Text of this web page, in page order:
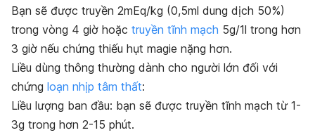
Bạn sẽ được truyền 2mEq/kg (0,5ml dung dịch 50%)
trong vòng 4 giờ hoặc truyền tĩnh mạch 5g/1l trong hơn
3 giờ nếu chứng thiếu hụt magie nặng hơn.
Liều dùng thông thường dành cho người lớn đối với
chứng loạn nhịp tâm thất:
Liều lượng ban đầu: bạn sẽ được truyền tĩnh mạch từ 1-
3g trong hơn 2-15 phút.